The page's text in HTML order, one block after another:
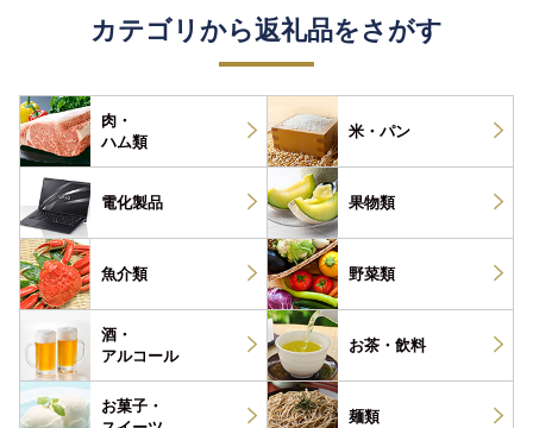
カテゴリから返礼品をさがす
肉・
ハム類
米・パン
電化製品 果物類
魚介類 野菜類
酒・
アルコール
お茶・ 飲料
お菓子・
麺類